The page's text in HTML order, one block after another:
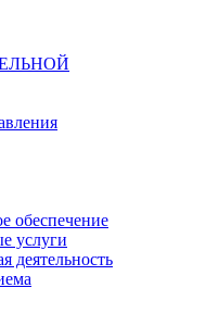
обеспечение
услуги
деятельность